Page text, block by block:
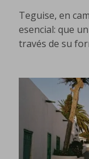
Teguise, en
esencial: que
través de su